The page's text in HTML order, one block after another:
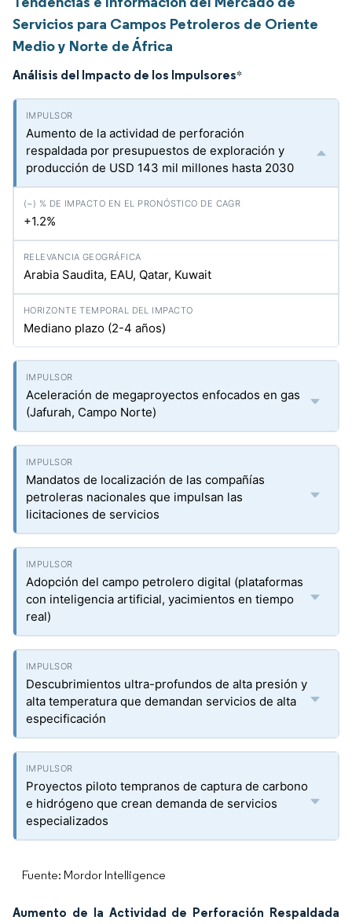
Servicios para Campos Petroleros de Oriente
Medio y Norte de África
Análisis del Impacto de los Impulsores*
Aumento de la actividad de perforación
respaldada por presupuestos de exploración y
producción de USD 143 mil millones hasta 2030
+1.2%
Arabia Saudita, EAU, Qatar, Kuwait
Mediano plazo (2-4 años)
Aceleración de megaproyectos enfocados en gas
(Jafurah, Campo Norte)
Mandatos de localización de las compañías
petroleras nacionales que impulsan las
licitaciones de servicios
Adopción del campo petrolero digital (plataformas
con inteligencia artificial, yacimientos en tiempo
real)
Descubrimientos ultra-profundos de alta presión y
alta temperatura que demandan servicios de alta
especificación
Proyectos piloto tempranos de captura de carbono
e hidrógeno que crean demanda de servicios
especializados
Fuente: Mordor Intelligence
Aumento de la Actividad de Perforación Respaldada